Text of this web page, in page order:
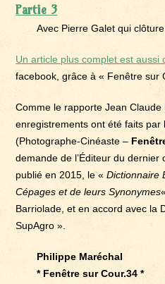
Partie 3
Avec Pierre Galet qui
Un article plus complet est aussi
facebook, grâce à « Fenêtre sur
Comme le rapporte Jean Claude
enregistrements ont été faits par
(Photographe-Cinéaste –
demande de l’Éditeur du
publié en 2015, le «Dictionnaire
Cépages et de leurs Synonymes
Barriolade, et en accord avec la
SupAgro ».
Philippe Maréchal
* Fenêtre sur Cour.34 *